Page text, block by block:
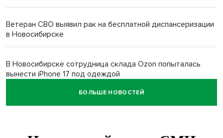
Ветеран СВО выявил рак на бесплатной диспансеризации
в Новосибирске
В Новосибирске сотрудница склада Ozon попыталась
вынести iPhone 17 под одеждой
Дело отравителя за убийство 14-летней давности
БОЛЬШЕ НОВОСТЕЙ